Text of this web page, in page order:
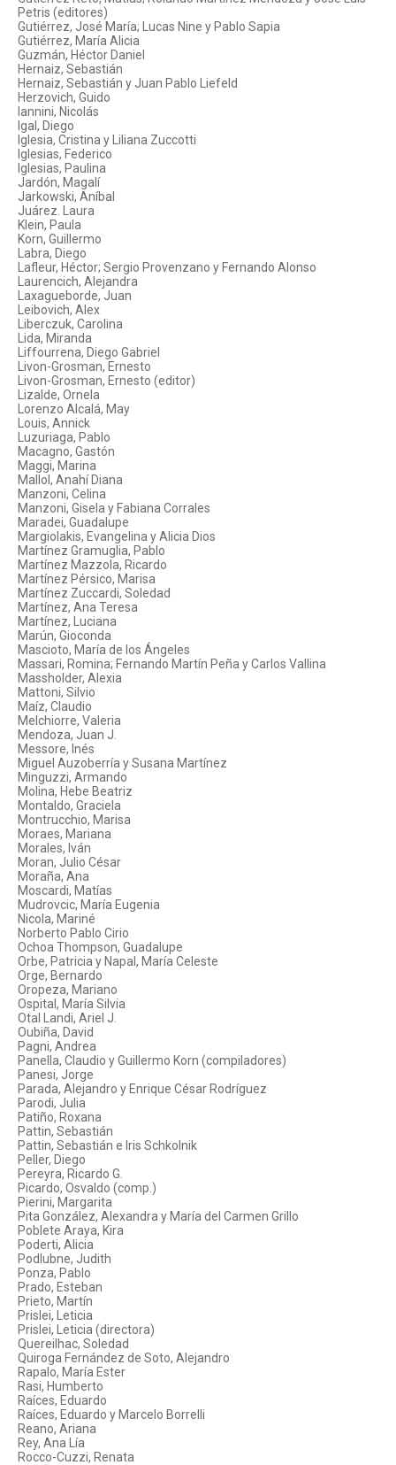
Petris (editores)
Gutiérrez, José María; Lucas Nine y Pablo Sapia
Gutiérrez, María Alicia
Guzmán, Héctor Daniel
Hernaiz, Sebastián
Hernaiz, Sebastián y Juan Pablo Liefeld
Herzovich, Guido
Iannini, Nicolás
Igal, Diego
Iglesia, Cristina y Liliana Zuccotti
Iglesias, Federico
Iglesias, Paulina
Jardón, Magalí
Jarkowski, Aníbal
Juárez. Laura
Klein, Paula
Korn, Guillermo
Labra, Diego
Lafleur, Héctor; Sergio Provenzano y Fernando Alonso
Laurencich, Alejandra
Laxagueborde, Juan
Leibovich, Alex
Liberczuk, Carolina
Lida, Miranda
Liffourrena, Diego Gabriel
Livon-Grosman, Ernesto
Livon-Grosman, Ernesto (editor)
Lizalde, Ornela
Lorenzo Alcalá, May
Louis, Annick
Luzuriaga, Pablo
Macagno, Gastón
Maggi, Marina
Mallol, Anahí Diana
Manzoni, Celina
Manzoni, Gisela y Fabiana Corrales
Maradei, Guadalupe
Margiolakis, Evangelina y Alicia Dios
Martínez Gramuglia, Pablo
Martínez Mazzola, Ricardo
Martínez Pérsico, Marisa
Martínez Zuccardi, Soledad
Martínez, Ana Teresa
Martínez, Luciana
Marún, Gioconda
Mascioto, María de los Ángeles
Massari, Romina; Fernando Martín Peña y Carlos Vallina
Massholder, Alexia
Mattoni, Silvio
Maíz, Claudio
Melchiorre, Valeria
Mendoza, Juan J.
Messore, Inés
Miguel Auzoberría y Susana Martínez
Minguzzi, Armando
Molina, Hebe Beatriz
Montaldo, Graciela
Montrucchio, Marisa
Moraes, Mariana
Morales, Iván
Moran, Julio César
Moraña, Ana
Moscardi, Matías
Mudrovcic, María Eugenia
Nicola, Mariné
Norberto Pablo Cirio
Ochoa Thompson, Guadalupe
Orbe, Patricia y Napal, María Celeste
Orge, Bernardo
Oropeza, Mariano
Ospital, María Silvia
Otal Landi, Ariel J.
Oubiña, David
Pagni, Andrea
Panella, Claudio y Guillermo Korn (compiladores)
Panesi, Jorge
Parada, Alejandro y Enrique César Rodríguez
Parodi, Julia
Patiño, Roxana
Pattin, Sebastián
Pattin, Sebastián e Iris Schkolnik
Peller, Diego
Pereyra, Ricardo G.
Picardo, Osvaldo (comp.)
Pierini, Margarita
Pita González, Alexandra y María del Carmen Grillo
Poblete Araya, Kira
Poderti, Alicia
Podlubne, Judith
Ponza, Pablo
Prado, Esteban
Prieto, Martín
Prislei, Leticia
Prislei, Leticia (directora)
Quereilhac, Soledad
Quiroga Fernández de Soto, Alejandro
Rapalo, María Ester
Rasi, Humberto
Raíces, Eduardo
Raíces, Eduardo y Marcelo Borrelli
Reano, Ariana
Rey, Ana Lía
Rocco-Cuzzi, Renata